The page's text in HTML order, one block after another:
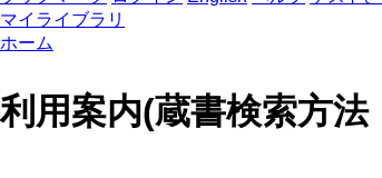
マイライブラリ
ホーム
利用案内(蔵書検索方法